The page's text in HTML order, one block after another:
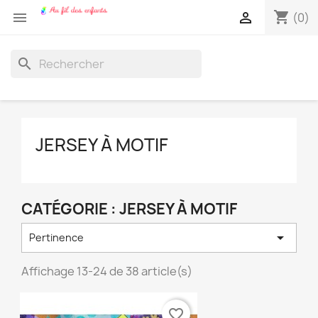
 shopping_cart (0)

search
JERSEY À MOTIF
CATÉGORIE : JERSEY À MOTIF
Pertinence 
Affichage 13-24 de 38 article(s)
favorite_border